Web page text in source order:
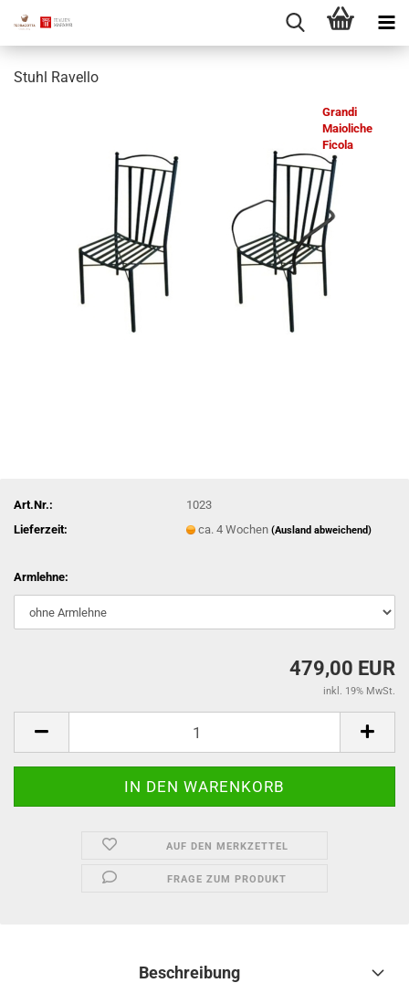
Stuhl Ravello
Grandi
Maioliche
Ficola
Art.Nr.:
1023
Lieferzeit:
ca. 4 Wochen(Ausland abweichend)
Armlehne:
479,00 EUR
inkl. 19% MwSt.
AUF DEN MERKZETTEL
FRAGE ZUM PRODUKT
Beschreibung